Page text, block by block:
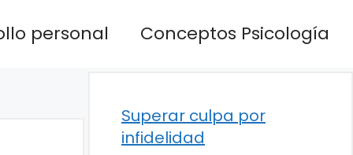
personal Conceptos Psicología
Superar culpa por
infidelidad